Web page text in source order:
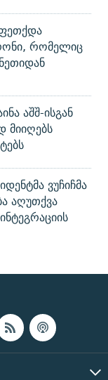
რომელიც
აშშ-ისგან
მიიღებს
ვუჩიჩმა
აღუთქვა